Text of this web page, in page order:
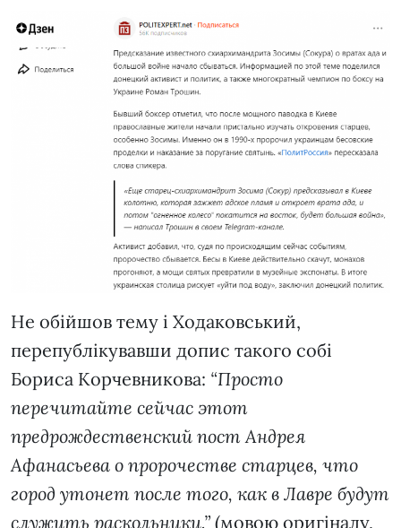
Не обійшов тему і Ходаковський,
перепублікувавши допис такого собі
Бориса Корчевникова: “Просто
перечитайте сейчас этот
предрождественский пост Андрея
Афанасьева о пророчестве старцев, что
город утонет после того, как в Лавре будут
служить раскольники.” (мовою оригіналу,